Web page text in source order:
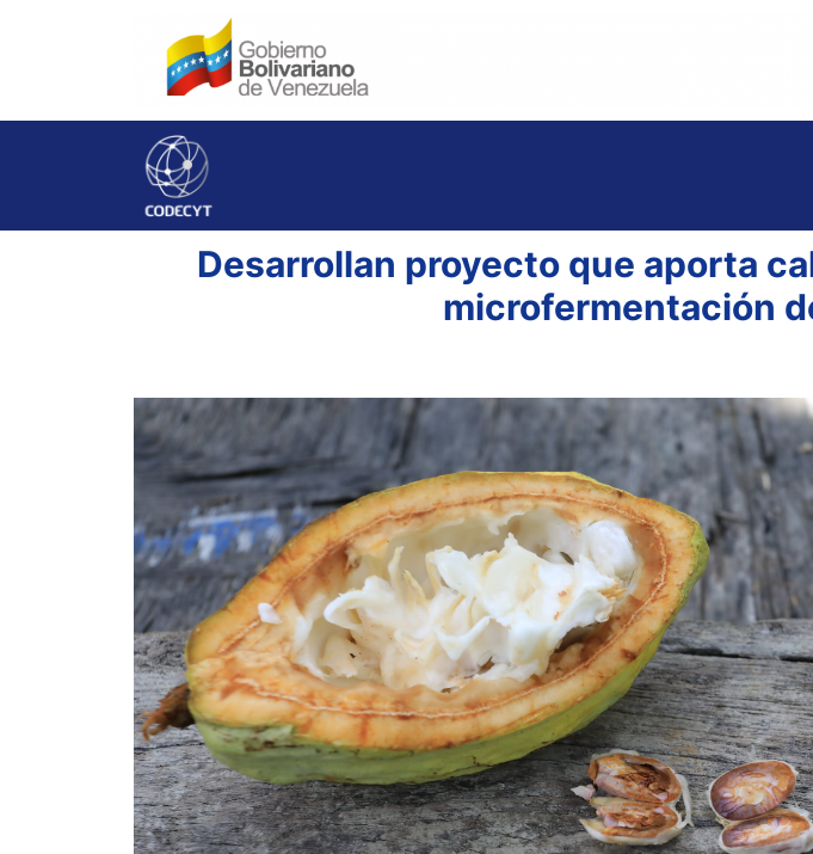
Desarrollan proyecto que aporta
microfermentación